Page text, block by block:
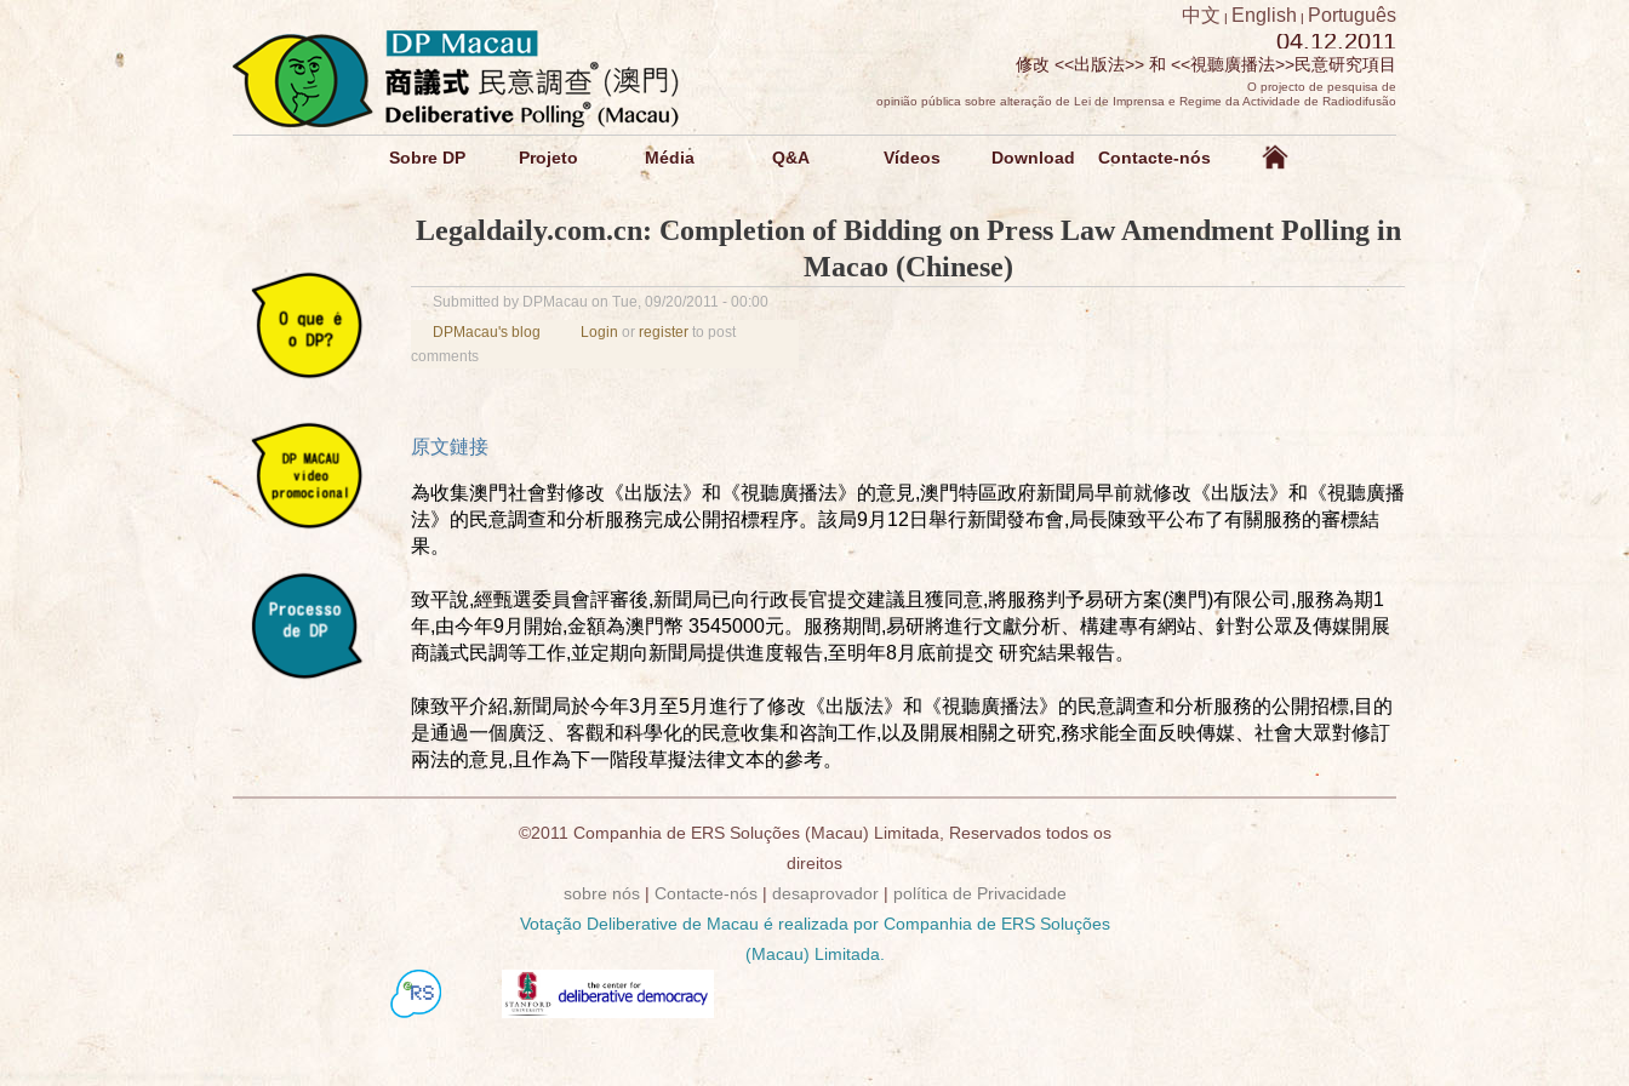
中文 | English | Português
04.12.2011
修改 <<出版法>> 和 <<視聽廣播法>>民意研究項目
O projecto de pesquisa de
opinião pública sobre alteração de Lei de Imprensa e Regime da Actividade de Radiodifusão
Sobre DP Projeto Média Q&A Vídeos Download Contacte-nós
Legaldaily.com.cn: Completion of Bidding on Press Law Amendment Polling in
Macao (Chinese)
Submitted by DPMacau on Tue, 09/20/2011 - 00:00
DPMacau's blog
Login or register to post
comments
原文鏈接
為收集澳門社會對修改《出版法》和《視聽廣播法》的意見,澳門特區政府新聞局早前就修改《出版法》和《視聽廣播
法》的民意調查和分析服務完成公開招標程序。該局9月12日舉行新聞發布會,局長陳致平公布了有關服務的審標結
果。
致平說,經甄選委員會評審後,新聞局已向行政長官提交建議且獲同意,將服務判予易研方案(澳門)有限公司,服務為期1
年,由今年9月開始,金額為澳門幣 3545000元。服務期間,易研將進行文獻分析、構建專有網站、針對公眾及傳媒開展
商議式民調等工作,並定期向新聞局提供進度報告,至明年8月底前提交 研究結果報告。
陳致平介紹,新聞局於今年3月至5月進行了修改《出版法》和《視聽廣播法》的民意調查和分析服務的公開招標,目的
是通過一個廣泛、客觀和科學化的民意收集和咨詢工作,以及開展相關之研究,務求能全面反映傳媒、社會大眾對修訂
兩法的意見,且作為下一階段草擬法律文本的參考。
©2011 Companhia de ERS Soluções (Macau) Limitada, Reservados todos os
direitos
sobre nós | Contacte-nós| desaprovador | política de Privacidade
Votação Deliberative de Macau é realizada por Companhia de ERS Soluções
(Macau) Limitada.